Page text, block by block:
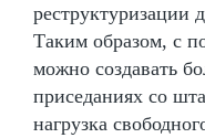
реструктуризации
Таким образом, с
можно создавать
приседаниях со
нагрузка